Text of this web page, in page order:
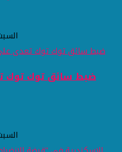
السبت 21 مارس 2026
ضبط سائق توك توك
السبت 21 مارس 2026